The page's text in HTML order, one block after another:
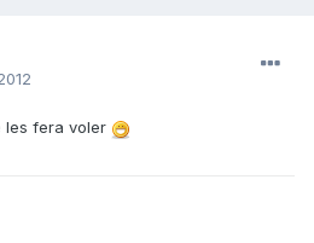
les fera voler